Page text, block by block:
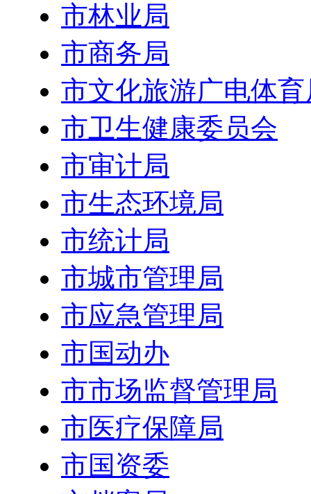
市林业局
市商务局
市文化旅游广电体育
市卫生健康委员会
市审计局
市生态环境局
市统计局
市城市管理局
市应急管理局
市国动办
市市场监督管理局
市医疗保障局
市国资委